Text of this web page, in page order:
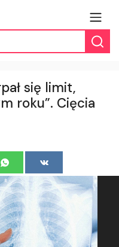
się limit,
roku”. Cięcia